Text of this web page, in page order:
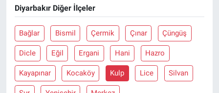
Diyarbakır Diğer İlçeler
Bağlar Bismil Çermik Çınar Çüngüş
Dicle Eğil Ergani Hani Hazro
Kayapınar Kocaköy Kulp Lice Silvan